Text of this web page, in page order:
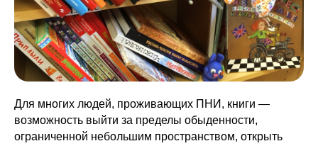
Для многих людей, проживающих ПНИ, книги —
возможность выйти за пределы обыденности,
ограниченной небольшим пространством, открыть